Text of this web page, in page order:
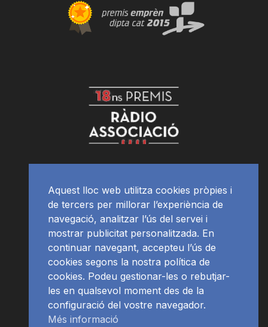
Aquest lloc web utilitza cookies pròpies i
de tercers per millorar l’experiència de
navegació, analitzar l’ús del servei i
mostrar publicitat personalitzada. En
continuar navegant, accepteu l’ús de
cookies segons la nostra política de
cookies. Podeu gestionar-les o rebutjar-
les en qualsevol moment des de la
configuració del vostre navegador.
Més informació